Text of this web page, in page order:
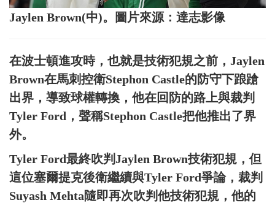
Jaylen Brown(中)。圖片來源：達志影像
在波士頓進攻時，也就是技術犯規之前，Jaylen
Brown在馬刺控衛Stephon Castle的防守下踉蹌
出界，導致球權轉換，他在回防的路上與裁判
Tyler Ford，聲稱Stephon Castle把他推出了界
外。
Tyler Ford最終吹判Jaylen Brown技術犯規，但
這位塞爾提克後衛繼續與Tyler Ford爭論，裁判
Suyash Mehta隨即再次吹判他技術犯規，他的